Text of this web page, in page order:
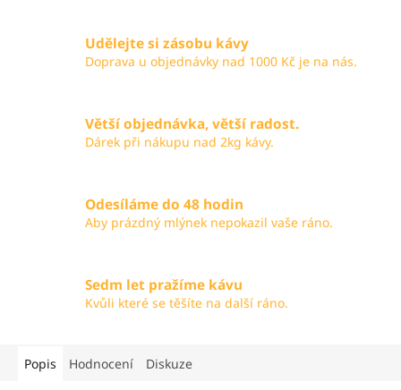
Udělejte si zásobu kávy
Doprava u objednávky nad 1000 Kč je na nás.
Větší objednávka, větší radost.
Dárek při nákupu nad 2kg kávy.
Odesíláme do 48 hodin
Aby prázdný mlýnek nepokazil vaše ráno.
Sedm let pražíme kávu
Kvůli které se těšíte na další ráno.
Popis Hodnocení Diskuze